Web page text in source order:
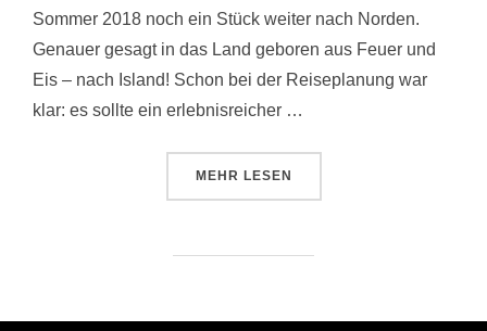
Sommer 2018 noch ein Stück weiter nach Norden.
Genauer gesagt in das Land geboren aus Feuer und
Eis – nach Island! Schon bei der Reiseplanung war
klar: es sollte ein erlebnisreicher …
MEHR ÜBER „ISLAND – ROADTRIP
LESEN